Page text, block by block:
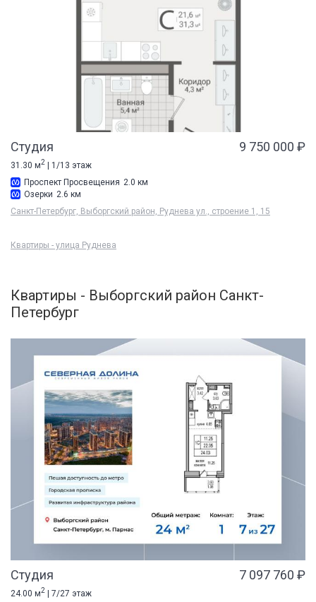
Студия 9 750 000 ₽
31.30 м2
| 1/13 этаж
Проспект Просвещения 2.0 км
Озерки 2.6 км
Санкт-Петербург, Выборгский район, Руднева ул., строение 1, 15
Квартиры - улица Руднева
Квартиры - Выборгский район Санкт-
Петербург
Студия 7 097 760 ₽
24.00 м2 | 7/27 этаж